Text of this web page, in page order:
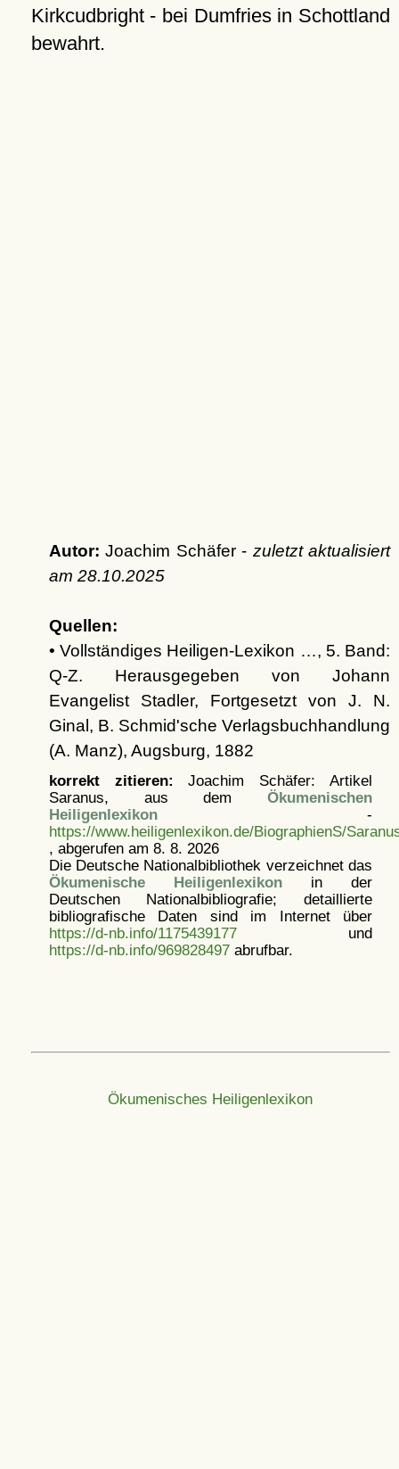
Kirkcudbright - bei Dumfries in Schottland
bewahrt.
Autor: Joachim Schäfer - zuletzt aktualisiert
am 28.10.2025
Quellen:
• Vollständiges Heiligen-Lexikon …, 5. Band:
Q-Z. Herausgegeben von Johann
Evangelist Stadler, Fortgesetzt von J. N.
Ginal, B. Schmid'sche Verlagsbuchhandlung
(A. Manz), Augsburg, 1882
korrekt zitieren: Joachim Schäfer: Artikel
Saranus, aus dem Ökumenischen
Heiligenlexikon-
https://www.heiligenlexikon.de/BiographienS/
, abgerufen am 8. 8. 2026
Die Deutsche Nationalbibliothek verzeichnet das
Ökumenische Heiligenlexikonin der
Deutschen Nationalbibliografie; detaillierte
bibliografische Daten sind im Internet über
https://d-nb.info/1175439177und
https://d-nb.info/969828497abrufbar.
Ökumenisches Heiligenlexikon